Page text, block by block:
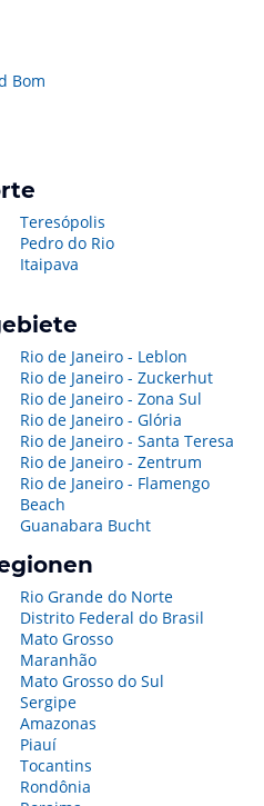
Bom
Teresópolis
Pedro do Rio
Itaipava
Rio de Janeiro - Leblon
Rio de Janeiro - Zuckerhut
Rio de Janeiro - Zona Sul
Rio de Janeiro - Glória
Rio de Janeiro - Santa Teresa
Rio de Janeiro - Zentrum
Rio de Janeiro - Flamengo
Beach
Guanabara Bucht
Rio Grande do Norte
Distrito Federal do Brasil
Mato Grosso
Maranhão
Mato Grosso do Sul
Sergipe
Amazonas
Piauí
Tocantins
Rondônia